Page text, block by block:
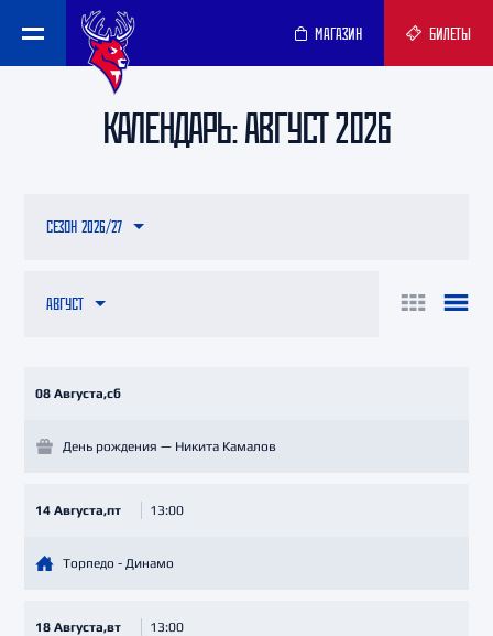
МАГАЗИН БИЛЕТЫ
КАЛЕНДАРЬ: АВГУСТ 2026
АВГУСТ
СЕЗОН 2026/27
08 Августа,сб
День рождения — Никита Камалов
14 Августа,пт 13:00
Торпедо - Динамо
18 Августа,вт 13:00